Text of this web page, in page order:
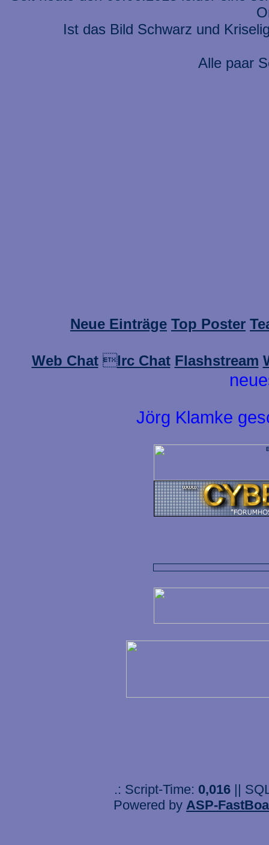
Ist das Bild Schwarz und
Alle paar
Neue Einträge Top Poster
Web ChatIrc Chat Flashstream
Jörg Klamke
.: Script-Time: 0,016 ||
Powered by ASP-